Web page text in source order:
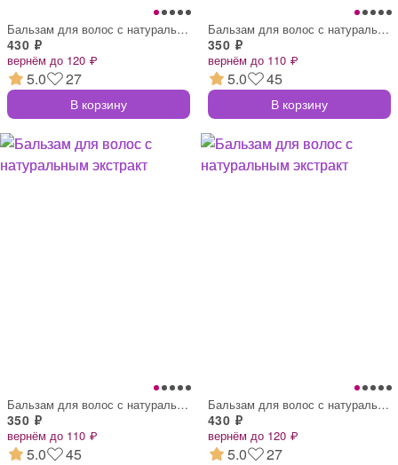
Бальзам для волос с натуральным экстракт
430 ₽
вернём до 120 ₽
5.0 27
В корзину
Бальзам для волос с натуральным экстракт
350 ₽
вернём до 110 ₽
5.0 45
В корзину
Бальзам для волос с натуральным экстракт
350 ₽
вернём до 110 ₽
5.0 45
Бальзам для волос с натуральным экстракт
430 ₽
вернём до 120 ₽
5.0 27